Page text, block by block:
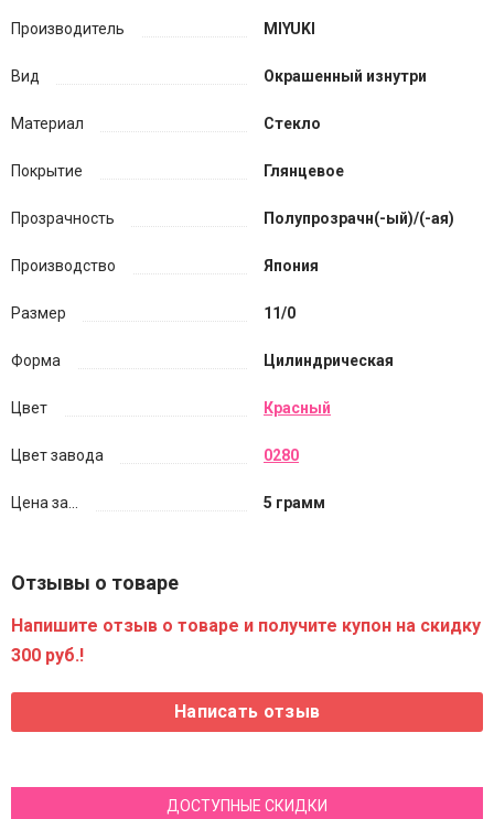
Производитель MIYUKI
Вид Окрашенный изнутри
Материал Стекло
Покрытие Глянцевое
Прозрачность Полупрозрачн(-ый)/(-ая)
Производство Япония
Размер 11/0
Форма Цилиндрическая
Цвет Красный
Цвет завода 0280
Цена за... 5 грамм
Отзывы о товаре
Напишите отзыв о товаре и получите купон на скидку
300 руб.!
ДОСТУПНЫЕ СКИДКИ